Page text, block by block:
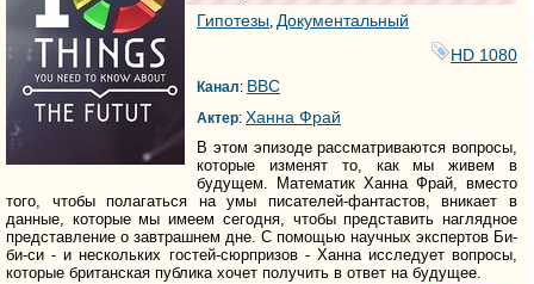
Гипотезы, Документальный
HD 1080
Канал: BBC
Актер: Ханна Фрай
В этом эпизоде рассматриваются вопросы,
которые изменят то, как мы живем в
будущем. Математик Ханна Фрай, вместо
того, чтобы полагаться на умы писателей-фантастов, вникает в
данные, которые мы имеем сегодня, чтобы представить наглядное
представление о завтрашнем дне. С помощью научных экспертов Би-
би-си - и нескольких гостей-сюрпризов - Ханна исследует вопросы,
которые британская публика хочет получить в ответ на будущее.